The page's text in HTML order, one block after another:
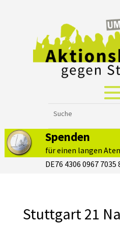
Spenden
für einen langen
DE76 4306 0967 7035
Stuttgart 21